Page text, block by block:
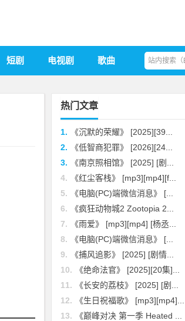
短剧 电视剧 歌曲
热门文章
1.
《沉默的荣耀》 [2025][39...
2.
《低智商犯罪》 [2026][24...
3.
《南京照相馆》 [2025] [剧...
4.
《红尘客栈》 [mp3][mp4][f...
5.
《电脑(PC)端微信消息》 [...
6.
《疯狂动物城2 Zootopia 2...
7.
《雨爱》 [mp3][mp4] [杨丞...
8.
《电脑(PC)端微信消息》 [...
9.
《捕风追影》 [2025] [剧情...
10.
《绝命法官》 [2025][20集]...
11.
《长安的荔枝》 [2025] [剧...
12.
《生日祝福歌》 [mp3][mp4]...
13.
《巅峰对决 第一季 Heated ...